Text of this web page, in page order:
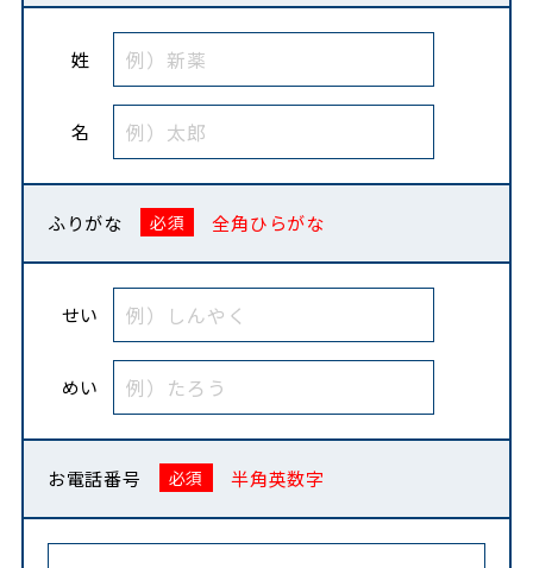
姓
名
ふりがな 全角ひらがな
せい
めい
お電話番号 半角英数字